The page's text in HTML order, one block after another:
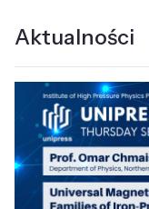
Aktualności